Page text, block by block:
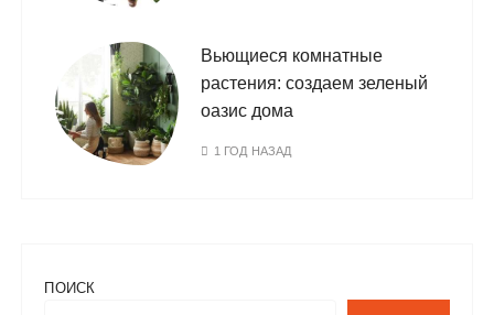
Вьющиеся комнатные
растения: создаем зеленый
оазис дома
1 ГОД НАЗАД
ПОИСК